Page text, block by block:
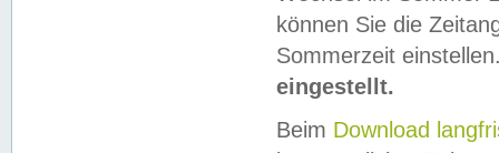
können Sie die
Sommerzeit
eingestellt.
Beim Download